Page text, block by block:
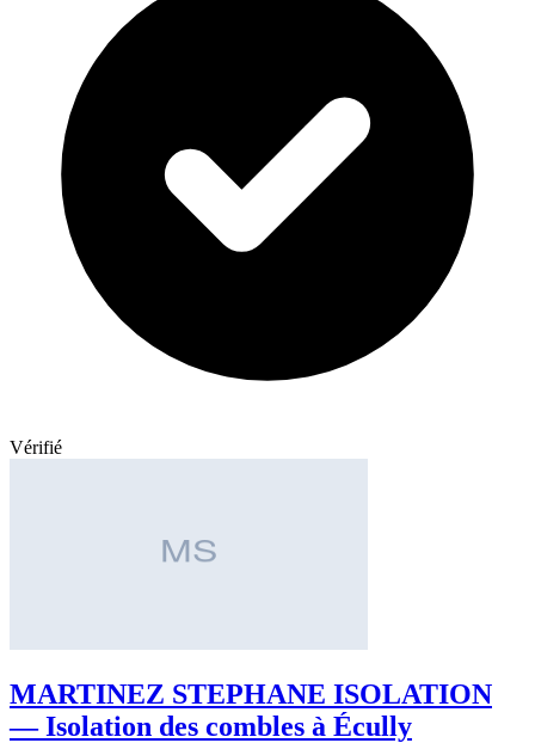
Vérifié
MARTINEZ STEPHANE ISOLATION
— Isolation des combles à Écully